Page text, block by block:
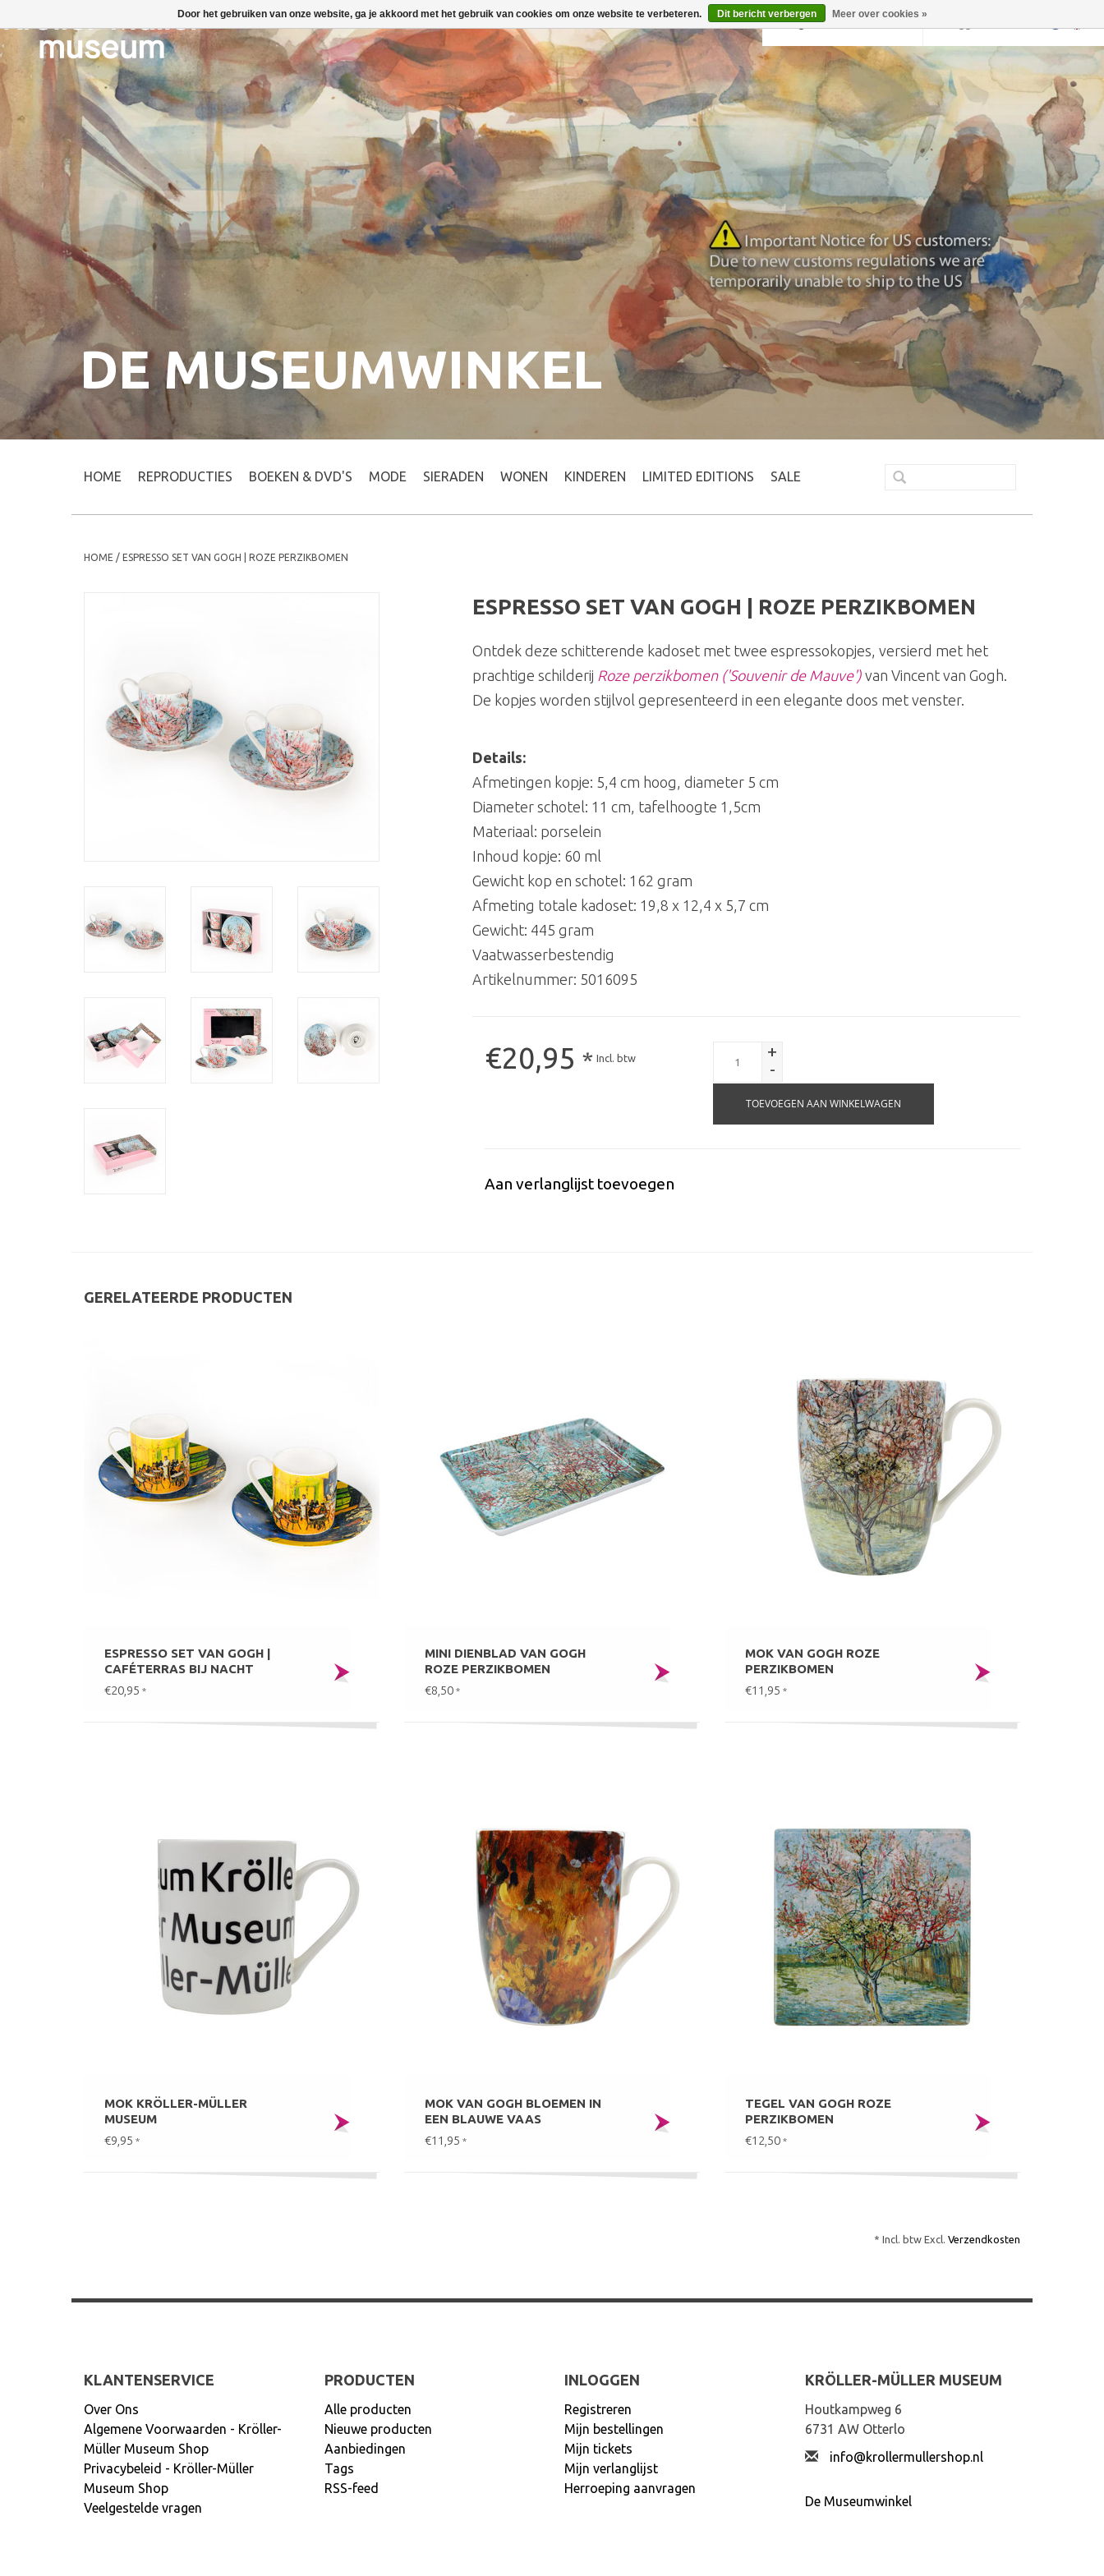
Terug naar krollermuller.nl
DE MUSEUMWINKEL
HOME REPRODUCTIES BOEKEN & DVD'S MODE SIERADEN WONEN KINDEREN LIMITED EDITIONS SALE
HOME / ESPRESSO SET VAN GOGH | ROZE PERZIKBOMEN
ESPRESSO SET VAN GOGH | ROZE PERZIKBOMEN
Ontdek deze schitterende kadoset met twee espressokopjes, versierd met het
prachtige schilderij Roze perzikbomen ('Souvenir de Mauve')van Vincent van Gogh.
De kopjes worden stijlvol gepresenteerd in een elegante doos met venster.
Details:
Afmetingen kopje: 5,4 cm hoog, diameter 5 cm
Diameter schotel: 11 cm, tafelhoogte 1,5cm
Materiaal: porselein
Inhoud kopje: 60 ml
Gewicht kop en schotel: 162 gram
Afmeting totale kadoset: 19,8 x 12,4 x 5,7 cm
Gewicht: 445 gram
Vaatwasserbestendig
Artikelnummer: 5016095
€20,95 * Incl. btw
+
-
TOEVOEGEN AAN WINKELWAGEN
Aan verlanglijst toevoegen
GERELATEERDE PRODUCTEN
ESPRESSO SET VAN GOGH |
CAFÉTERRAS BIJ NACHT
€20,95 *
MINI DIENBLAD VAN GOGH
ROZE PERZIKBOMEN
€8,50 *
MOK VAN GOGH ROZE
PERZIKBOMEN
€11,95 *
MOK KRÖLLER-MÜLLER
MUSEUM
€9,95 *
MOK VAN GOGH BLOEMEN IN
EEN BLAUWE VAAS
€11,95 *
TEGEL VAN GOGH ROZE
PERZIKBOMEN
€12,50 *
* Incl. btw Excl. Verzendkosten
KLANTENSERVICE
Over Ons
Algemene Voorwaarden - Kröller-
Müller Museum Shop
Privacybeleid - Kröller-Müller
Museum Shop
Veelgestelde vragen
PRODUCTEN
Alle producten
Nieuwe producten
Aanbiedingen
Tags
RSS-feed
INLOGGEN
Registreren
Mijn bestellingen
Mijn tickets
Mijn verlanglijst
Herroeping aanvragen
KRÖLLER-MÜLLER MUSEUM
Houtkampweg 6
6731 AW Otterlo
info@krollermullershop.nl
De Museumwinkel
Door het gebruiken van onze website, ga je akkoord met het gebruik van cookies om onze website te verbeteren. Dit bericht verbergen Meer over cookies »